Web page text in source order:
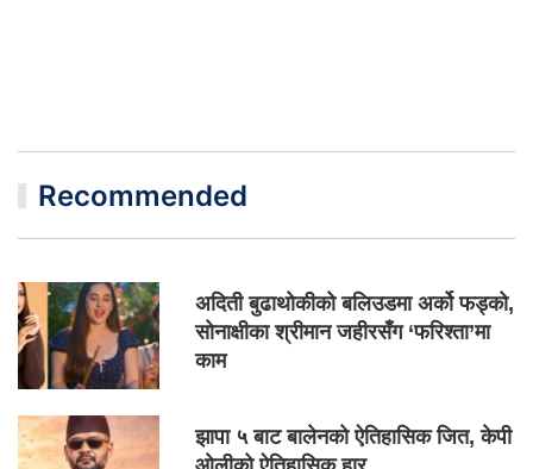
Recommended
अदिती बुढाथोकीको बलिउडमा अर्को फड्को,
सोनाक्षीका श्रीमान जहीरसँग ‘फरिश्ता’मा
काम
झापा ५ बाट बालेनको ऐतिहासिक जित, केपी